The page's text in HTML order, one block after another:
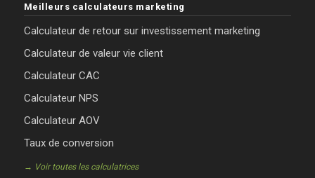
Meilleurs calculateurs marketing
Calculateur de retour sur investissement marketing
Calculateur de valeur vie client
Calculateur CAC
Calculateur NPS
Calculateur AOV
Taux de conversion
→ Voir toutes les calculatrices